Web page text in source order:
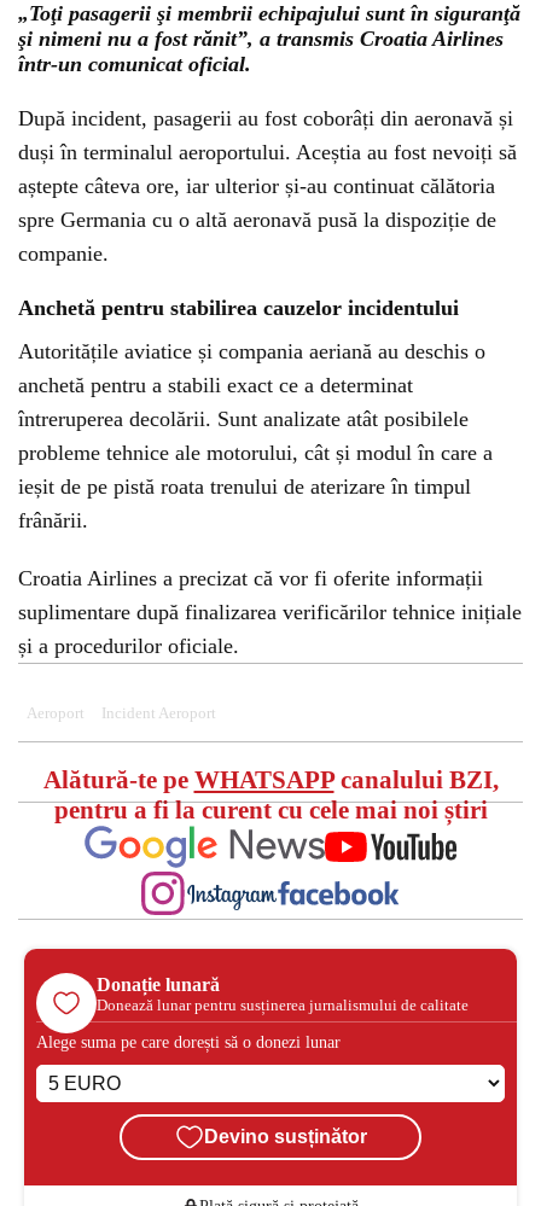
„Toţi pasagerii şi membrii echipajului sunt în siguranţă
şi nimeni nu a fost rănit”, a transmis Croatia Airlines
într-un comunicat oficial.
După incident, pasagerii au fost coborâți din aeronavă și
duși în terminalul aeroportului. Aceștia au fost nevoiți să
aștepte câteva ore, iar ulterior și-au continuat călătoria
spre Germania cu o altă aeronavă pusă la dispoziție de
companie.
Anchetă pentru stabilirea cauzelor incidentului
Autoritățile aviatice și compania aeriană au deschis o
anchetă pentru a stabili exact ce a determinat
întreruperea decolării. Sunt analizate atât posibilele
probleme tehnice ale motorului, cât și modul în care a
ieșit de pe pistă roata trenului de aterizare în timpul
frânării.
Croatia Airlines a precizat că vor fi oferite informații
suplimentare după finalizarea verificărilor tehnice inițiale
și a procedurilor oficiale.
Aeroport Incident Aeroport
Alătură-te pe WHATSAPPcanalului BZI,
pentru a fi la curent cu cele mai noi știri
Donație lunară
Donează lunar pentru susținerea jurnalismului de calitate
Alege suma pe care dorești să o donezi lunar
Devino susținător